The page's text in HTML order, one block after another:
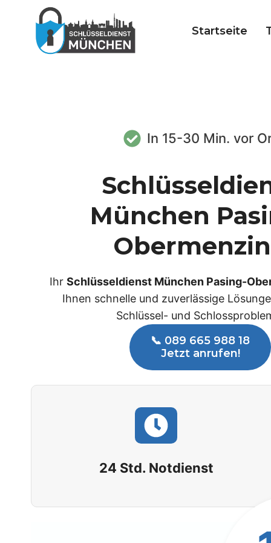
springen
Startseite
In 15-30 Min. vor
München
IhrSchlüsseldienst München Pasing-
Ihnen schnelle und zuverlässige
Schlüssel- und
📞 089 665 988 18
Jetzt anrufen!
24 Std. Notdienst